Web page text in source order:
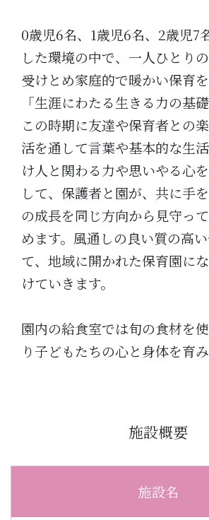
0歳児6名、1歳児6名、2歳児7
した環境の中で、一人ひとり
受けとめ家庭的で暖かい保育を
「生涯にわたる生きる力の基
この時期に友達や保育者との
活を通して言葉や基本的な生
け人と関わる力や思いやる心
して、保護者と園が、共に手
の成長を同じ方向から見守っ
めます。風通しの良い質の高
て、地域に開かれた保育園に
けていきます。
園内の給食室では旬の食材を
り子どもたちの心と身体を育み
施設概要
施設名